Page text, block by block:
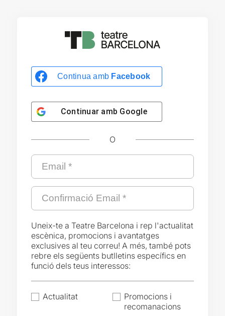
Continua amb Facebook
Continuar amb Google
O
Uneix-te a Teatre Barcelona i rep l'actualitat
escènica, promocions i avantatges
exclusives al teu correu! A més, també pots
rebre els següents butlletins específics en
funció dels teus interessos:
Actualitat
Promocions i
recomanacions